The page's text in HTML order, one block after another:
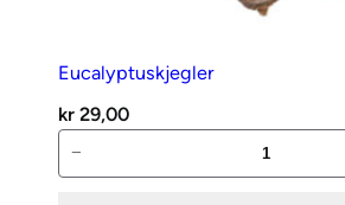
Eucalyptuskjegler
kr 29,00
antall
−